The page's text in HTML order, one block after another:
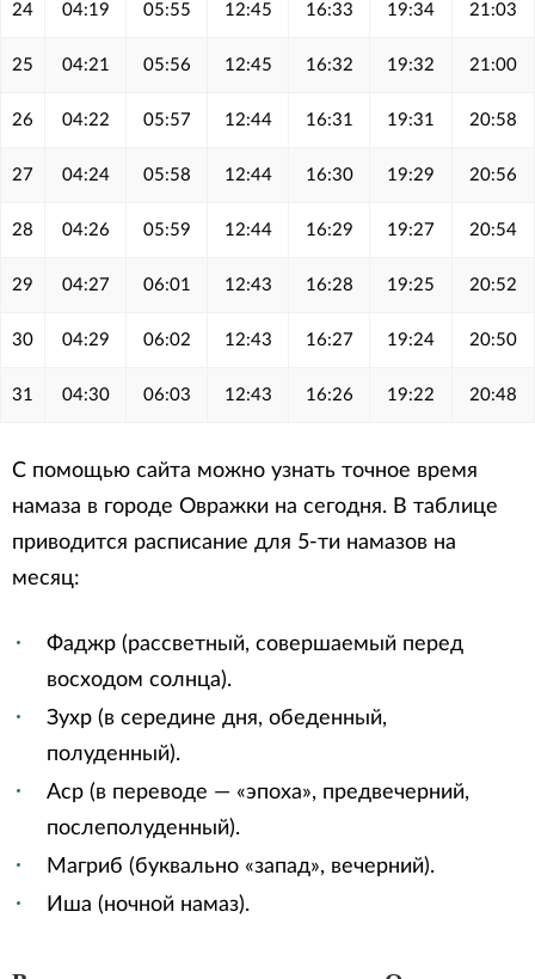
24 04:19 05:55 12:45 16:33 19:34 21:03
25 04:21 05:56 12:45 16:32 19:32 21:00
26 04:22 05:57 12:44 16:31 19:31 20:58
27 04:24 05:58 12:44 16:30 19:29 20:56
28 04:26 05:59 12:44 16:29 19:27 20:54
29 04:27 06:01 12:43 16:28 19:25 20:52
30 04:29 06:02 12:43 16:27 19:24 20:50
31 04:30 06:03 12:43 16:26 19:22 20:48
С помощью сайта можно узнать точное время
намаза в городе Овражки на сегодня. В таблице
приводится расписание для 5-ти намазов на
месяц:
Фаджр (рассветный, совершаемый перед
восходом солнца).
Зухр (в середине дня, обеденный,
полуденный).
Аср (в переводе — «эпоха», предвечерний,
послеполуденный).
Магриб (буквально «запад», вечерний).
Иша (ночной намаз).